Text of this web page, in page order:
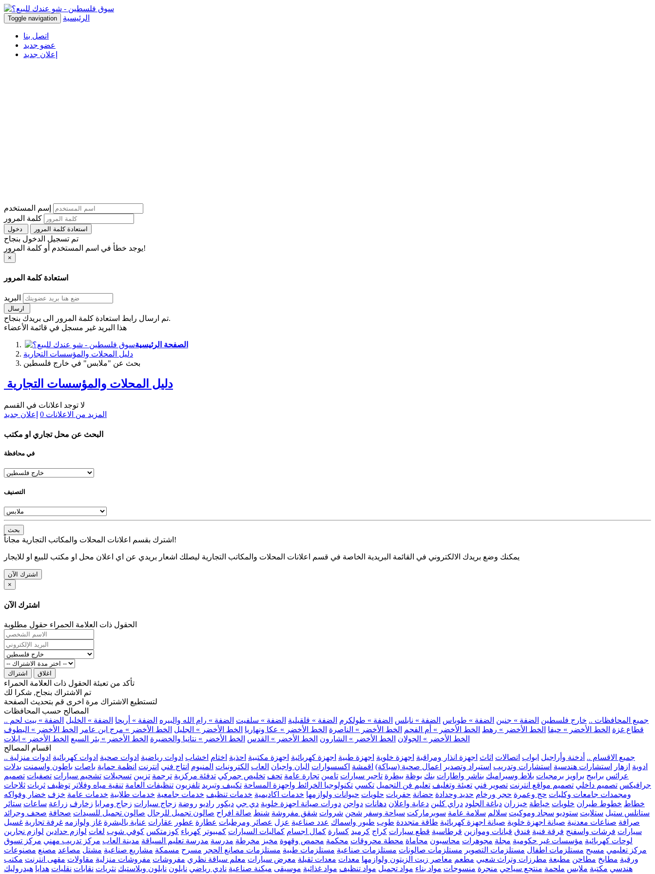
Toggle navigation الرئيسية
اتصل بنا
عضو جديد
إعلان جديد
إسم المستخدم
كلمة المرور
استعادة كلمة المرور
تم تسجيل الدخول بنجاح
يوجد خطأ في اسم المستخدم أو كلمة المرور!
×
استعادة كلمة المرور
البريد
تم ارسال رابط استعادة كلمة المرور الى بريدك بنجاح.
هذا البريد غير مسجل في قائمة الأعضاء
الصفحة الرئيسية
دليل المحلات والمؤسسات التجارية
بحث عن "ملابس" في خارج فلسطين
دليل المحلات والمؤسسات التجارية
لا توجد اعلانات في القسم
المزيد من الاعلانات 0 إعلان جديد
البحث عن محل تجاري او مكتب
في محافظة
التصنيف
بحث
اشترك بقسم اعلانات المحلات والمكاتب التجارية مجاناً!
يمكنك وضع بريدك الالكتروني في القائمة البريدية الخاصة في قسم اعلانات المحلات والمكاتب التجارية ليصلك اشعار بريدي عن اي اعلان محل او مكتب للبيع او للايجار
اشترك الآن
×
اشترك الآن
الحقول ذات العلامة الحمراء حقول مطلوبة
اشتراك اغلاق
تأكد من تعبئة الحقول ذات العلامة الحمراء
تم الاشتراك بنجاح, شكرا لك
لتستطيع الاشتراك مرة اخرى قم بتحديث الصفحة
المصالح حسب المحافظات
.. جميع المحافظات .. خارج فلسطين الضفة » جنين الضفة » طوباس الضفة » نابلس الضفة » طولكرم الضفة » قلقيلية الضفة » سلفيت الضفة » رام الله والبيره الضفة » أريحا الضفة » الخليل الضفة » بيت لحم
قطاع غزة الخط الأخضر » حيفا الخط الأخضر » رهط الخط الأخضر » أم الفحم الخط الأخضر » الناصرة الخط الأخضر » عكا ونهاريا الخط الأخضر » الجليل الخط الأخضر » مرج ابن عامر
الخط الأخضر » البطوف
الخط الأخضر » الجولان الخط الأخضر » الشارون الخط الأخضر » القدس الخط الأخضر » نتانيا والخضيرة الخط الأخضر » بئر السبع الخط الأخضر » ايلات
اقسام المصالح
.. جميع الاقسام .. أدخنة وأراجيل ابواب اتصالات اثاث اجهزة انذار ومراقبة اجهزة خلوية اجهزة طبية اجهزة كهربائية اجهزة مكتبية احذية اختام اخشاب ادوات رياضية ادوات صحية ادوات كهربائية ادوات منزلية
ادوية ازهار استشارات هندسية استشارات وتدريب استيراد وتصدير اعمال صحية (سباكة) اقمشة اكسسوارات البان واجبان العاب الكترونيات المنيوم انتاج فني انترنت انظمة حماية باصات باطون واسمنت بدلات
عرائس برابيج براويز برمجيات بلاط وسيراميك بناشر واطارات بنك بوظة بيطرة تاجير سيارات تامين تجارة عامة تحف تخليص جمركي تدفئة مركزية ترجمة تزيين تسجيلات تشحيم سيارات تصفيات تصميم
جرافيكس تصميم داخلي تصميم مواقع انترنت تصوير فني تعبئة وتغليف تعليم فن التجميل تكسي تكنولوجيا الخرائط واجهزة المساحة تكييف وتبريد تلفزيون تنظيفات العامة تنقية مياه وفلاتر توظيف ثريات ثلاجات
ومجمدات جامعات وكليات حج وعمرة حجر ورخام حديد وحدادة حضانة حفريات حلويات حيوانات ولوازمها خدمات اكاديمية خدمات تنظيف خدمات جامعية خدمات طلابية خدمات عامة خزف خضار وفواكه
خطاط خطوط طيران خلويات خياطة خيزران دباغة الجلود دراي كلين دعاية واعلان دهانات دواجن دورات صيانة اجهزة خلوية دي جي ديكور راديو روضة زجاج سيارات زجاج ومرايا زخارف زراعة ساعات ستائر
ستانلس ستيل ستلايت ستوديو سجاد وموكيت سلالم سلامة عامة سوبرماركت سياحة وسفر شحن شروات شقق مفروشة شنط صالة افراح صالون تجميل للرجال صالون تجميل للسيدات صحافة صحف وجرائد
صرافة صناعات معدنية صيانة اجهزة خلوية صيانة اجهزة كهربائية طاقة متجددة طوب طيور واسماك عدد صناعية عزل عصائر ومرطبات عطارة عطور عقارات عناية بالبشرة غاز ولوازمه غرفة تجارية غسيل
سيارات فرشات واسفنج فرقة فنية فندق قبانات وموازين قرطاسية قطع سيارات كراج كرميد كسارة كمال اجسام كماليات السيارات كمبيوتر كهرباء كوزمتكس كوفي شوب لغات لوازم حدادين لوازم نجارين
لوحات كهربائية مؤسسات غير حكومية مجلة مجوهرات محاسبون محاماة محطة محروقات محكمة محمص وقهوة مخبز مخرطة مدرسة مدرسة تعليم السياقة مدينة العاب مركز تدريب مهني مركز تسوق
مركز تعليمي مسبح مستلزمات اطفال مستلزمات التصوير مستلزمات صالونات مستلزمات صناعية مستلزمات طبية مستلزمات مصانع الحجر مسرح مسمكة مشاريع صناعية مشتل مصاعد مصنع مصنوعات
ورقية مطابخ مطاحن مطبعة مطرزات وتراث شعبي مطعم معاصر زيت الزيتون ولوازمها معدات معدات ثقيلة معرض سيارات معلم سياقة نظري مفروشات مفروشات منزلية مقاولات مقهى انترنت مكتب
هندسي مكتبة ملابس ملحمة منتجع سياحي منجرة منسوجات مواد بناء مواد تجميل مواد تنظيف مواد غذائية موسيقى ميكنة صناعية نادي رياضي نايلون نايلون وبلاستيك نثريات نقابات نقليات هدايا هيدروليك